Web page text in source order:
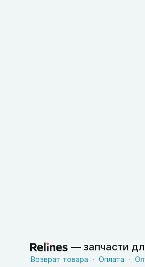
— запчасти
Возврат товара Оплата